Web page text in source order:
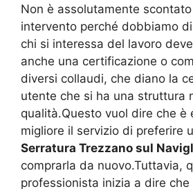
Non è assolutamente
intervento perché dobbiamo
chi si interessa del lavoro
anche una certificazione o
diversi collaudi, che diano la
utente che si ha una struttura
qualità.Questo vuol dire che è
migliore il servizio di preferire
Serratura Trezzano sul
comprarla da nuovo.Tuttavia,
professionista inizia a dire che